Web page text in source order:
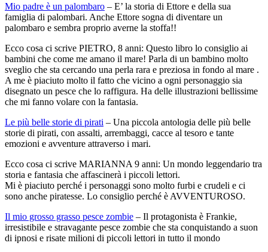
Mio padre è un palombaro – E’ la storia di Ettore e della sua
famiglia di palombari. Anche Ettore sogna di diventare un
palombaro e sembra proprio averne la stoffa!!
Ecco cosa ci scrive PIETRO, 8 anni: Questo libro lo consiglio ai
bambini che come me amano il mare! Parla di un bambino molto
sveglio che sta cercando una perla rara e preziosa in fondo al mare .
A me è piaciuto molto il fatto che vicino a ogni personaggio sia
disegnato un pesce che lo raffigura. Ha delle illustrazioni bellissime
che mi fanno volare con la fantasia.
Le più belle storie di pirati – Una piccola antologia delle più belle
storie di pirati, con assalti, arrembaggi, cacce al tesoro e tante
emozioni e avventure attraverso i mari.
Ecco cosa ci scrive MARIANNA 9 anni: Un mondo leggendario tra
storia e fantasia che affascinerà i piccoli lettori.
Mi è piaciuto perché i personaggi sono molto furbi e crudeli e ci
sono anche piratesse. Lo consiglio perché è AVVENTUROSO.
Il mio grosso grasso pesce zombie – Il protagonista è Frankie,
irresistibile e stravagante pesce zombie che sta conquistando a suon
di ipnosi e risate milioni di piccoli lettori in tutto il mondo